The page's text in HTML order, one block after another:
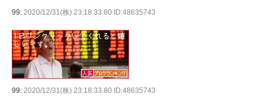
99: 2020/12/31(株) 23:18:33.80 ID:48635743
99: 2020/12/31(株) 23:18:33.80 ID:48635743